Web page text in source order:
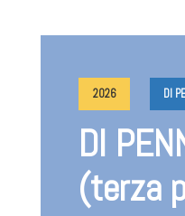
2026 DI
DI
(terza